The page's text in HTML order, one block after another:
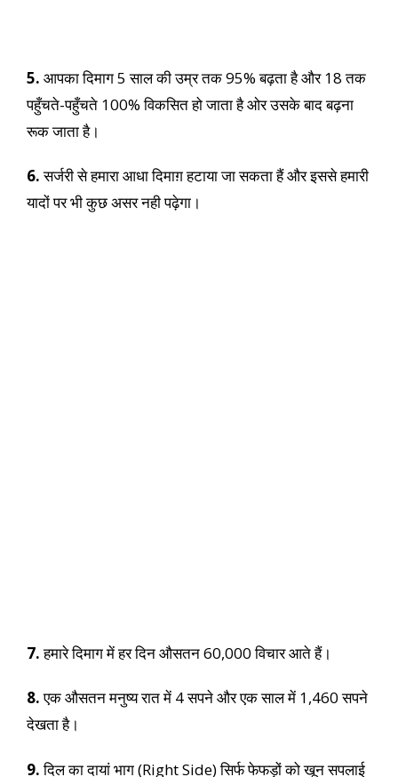
5. आपका दिमाग 5 साल की उम्र तक 95% बढ़ता है और 18 तक
पहुँचते-पहुँचते 100% विकसित हो जाता है ओर उसके बाद बढ़ना
रूक जाता है।
6.सर्जरी से हमारा आधा दिमाग़ हटाया जा सकता हैं और इससे हमारी
यादों पर भी कुछ असर नही पढ़ेगा।
7.हमारे दिमाग में हर दिन औसतन 60,000 विचार आते हैं।
8.एक औसतन मनुष्य रात में 4 सपने और एक साल में 1,460 सपने
देखता है।
9.दिल का दायां भाग (Right Side) सिर्फ फेफड़ों को खून सपलाई